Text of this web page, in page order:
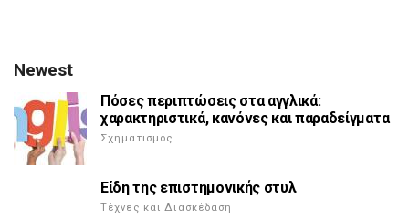
Newest
Πόσες περιπτώσεις στα αγγλικά:
χαρακτηριστικά, κανόνες και παραδείγματα
Σχηματισμός
Είδη της επιστημονικής στυλ
Τέχνες και Διασκέδαση